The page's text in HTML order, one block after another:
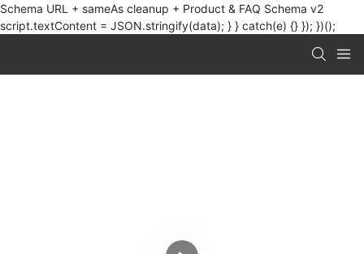
Schema URL + sameAs cleanup + Product & FAQ Schema v2
script.textContent = JSON.stringify(data); } } catch(e) {} }); })();